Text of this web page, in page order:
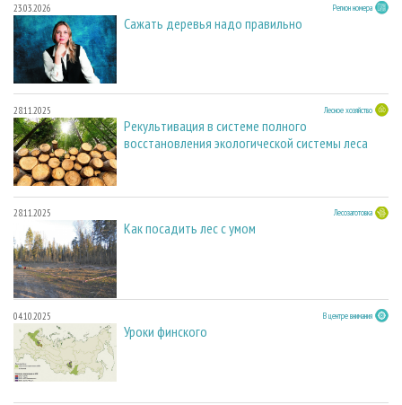
23.03.2026 Регион номера
Сажать деревья надо правильно
28.11.2025 Лесное хозяйство
Рекультивация в системе полного
восстановления экологической системы леса
28.11.2025 Лесозаготовка
Как посадить лес с умом
04.10.2025 В центре внимания
Уроки финского